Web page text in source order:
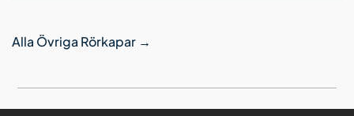
Alla Övriga Rörkapar →